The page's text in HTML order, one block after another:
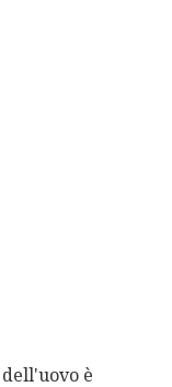
è